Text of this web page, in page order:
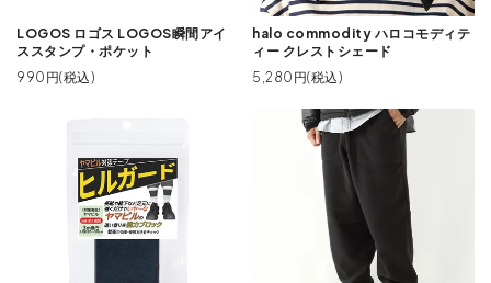
LOGOS ロゴス LOGOS瞬間アイ
ススタンプ・ポケット
990円(税込)
halo commodity ハロコモディテ
ィー クレストシェード
5,280円(税込)